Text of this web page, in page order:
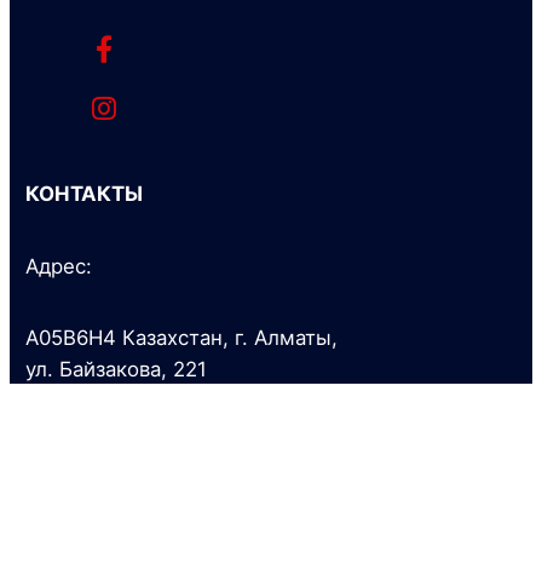
КОНТАКТЫ
Адрес:
A05B6H4 Казахстан, г. Алматы,
ул. Байзакова, 221